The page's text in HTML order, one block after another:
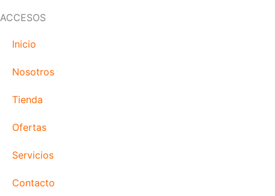
ACCESOS
Inicio
Nosotros
Tienda
Ofertas
Servicios
Contacto